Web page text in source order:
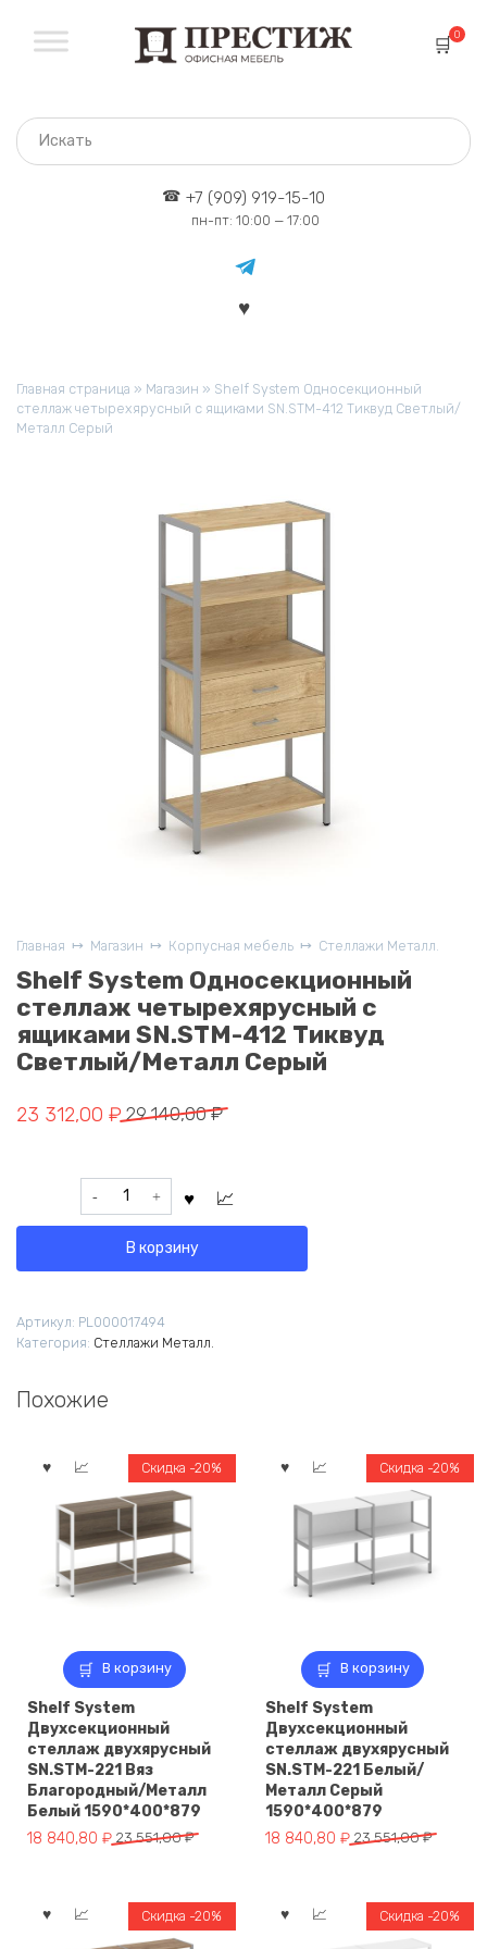
содержанию
0
+7 (909) 919-15-10
пн-пт: 10:00 — 17:00
Главная страница » Магазин » Shelf System Односекционный
стеллаж четырехярусный с ящиками SN.STM-412 Тиквуд Светлый/
Металл Серый
Главная Магазин Корпусная мебель Стеллажи Металл.
Shelf System Односекционный
стеллаж четырехярусный с
ящиками SN.STM-412 Тиквуд
Светлый/Металл Серый
29 140,00₽
Первоначальная
составляла
140,00 ₽.
23 312,00 ₽
Текущая
312,00 ₽.
Количество
товара
System
четырехярусный
с
SN.STM-
Светлый/
Металл
Серый
В корзину
Артикул: PL000017494
Категория: Стеллажи Металл.
Похожие
В корзину
Скидка -20%
Shelf System
Двухсекционный
стеллаж двухярусный
SN.STM-221 Вяз
Благородный/Металл
Белый 1590*400*879
23 551,00₽
Первоначальная
18 840,80 ₽
Текущая
840,80 ₽.
В корзину
Скидка -20%
Shelf System
Двухсекционный
стеллаж двухярусный
SN.STM-221 Белый/
Металл Серый
1590*400*879
23 551,00₽
Первоначальная
18 840,80 ₽
Текущая
840,80 ₽.
Скидка -20% Скидка -20%